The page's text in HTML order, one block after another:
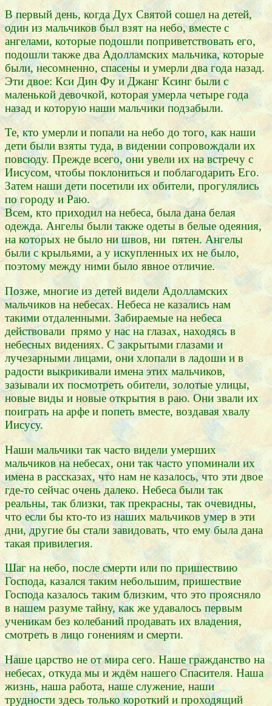
В первый день, когда Дух Святой сошел на детей,
один из мальчиков был взят на небо, вместе с
ангелами, которые подошли поприветствовать его,
подошли также два Адолламских мальчика, которые
были, несомненно, спасены и умерли два года назад.
Эти двое: Кси Дин Фу и Джанг Ксинг были с
маленькой девочкой, которая умерла четыре года
назад и которую наши мальчики подзабыли.
Те, кто умерли и попали на небо до того, как наши
дети были взяты туда, в видении сопровождали их
повсюду. Прежде всего, они увели их на встречу с
Иисусом, чтобы поклониться и поблагодарить Его.
Затем наши дети посетили их обители, прогулялись
по городу и Раю.
Всем, кто приходил на небеса, была дана белая
одежда. Ангелы были также одеты в белые одеяния,
на которых не было ни швов, ни пятен. Ангелы
были с крыльями, а у искупленных их не было,
поэтому между ними было явное отличие.
Позже, многие из детей видели Адолламских
мальчиков на небесах. Небеса не казались нам
такими отдаленными. Забираемые на небеса
действовали прямо у нас на глазах, находясь в
небесных видениях. С закрытыми глазами и
лучезарными лицами, они хлопали в ладоши и в
радости выкрикивали имена этих мальчиков,
зазывали их посмотреть обители, золотые улицы,
новые виды и новые открытия в раю. Они звали их
поиграть на арфе и попеть вместе, воздавая хвалу
Иисусу.
Наши мальчики так часто видели умерших
мальчиков на небесах, они так часто упоминали их
имена в рассказах, что нам не казалось, что эти двое
где-то сейчас очень далеко. Небеса были так
реальны, так близки, так прекрасны, так очевидны,
что если бы кто-то из наших мальчиков умер в эти
дни, другие бы стали завидовать, что ему была дана
такая привилегия.
Шаг на небо, после смерти или по пришествию
Господа, казался таким небольшим, пришествие
Господа казалось таким близким, что это проясняло
в нашем разуме тайну, как же удавалось первым
ученикам без колебаний продавать их владения,
смотреть в лицо гонениям и смерти.
Наше царство не от мира сего. Наше гражданство на
небесах, откуда мы и ждём нашего Спасителя. Наша
жизнь, наша работа, наше служение, наши
трудности здесь только короткий и проходящий